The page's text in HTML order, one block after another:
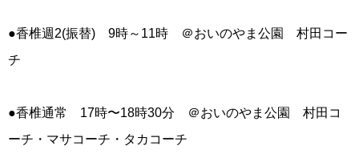
●香椎週2(振替) 9時～11時 ＠おいのやま公園 村田コー
チ
●香椎通常 17時〜18時30分 ＠おいのやま公園 村田コ
ーチ・マサコーチ・タカコーチ